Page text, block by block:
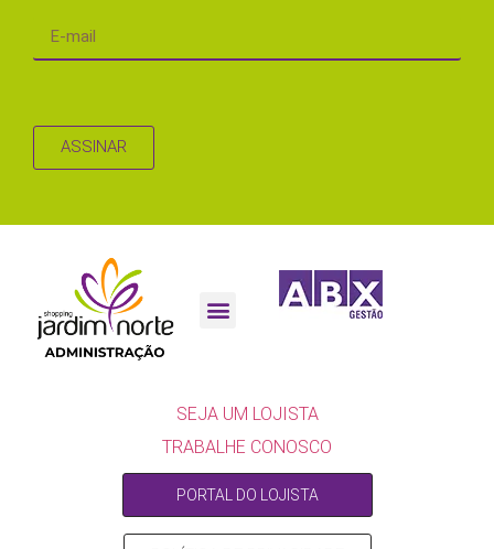
ASSINAR
SEJA UM LOJISTA
TRABALHE CONOSCO
PORTAL DO LOJISTA